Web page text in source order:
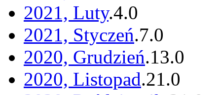
2021, Luty.4.0
2021, Styczeń.7.0
2020, Grudzień.13.0
2020, Listopad.21.0